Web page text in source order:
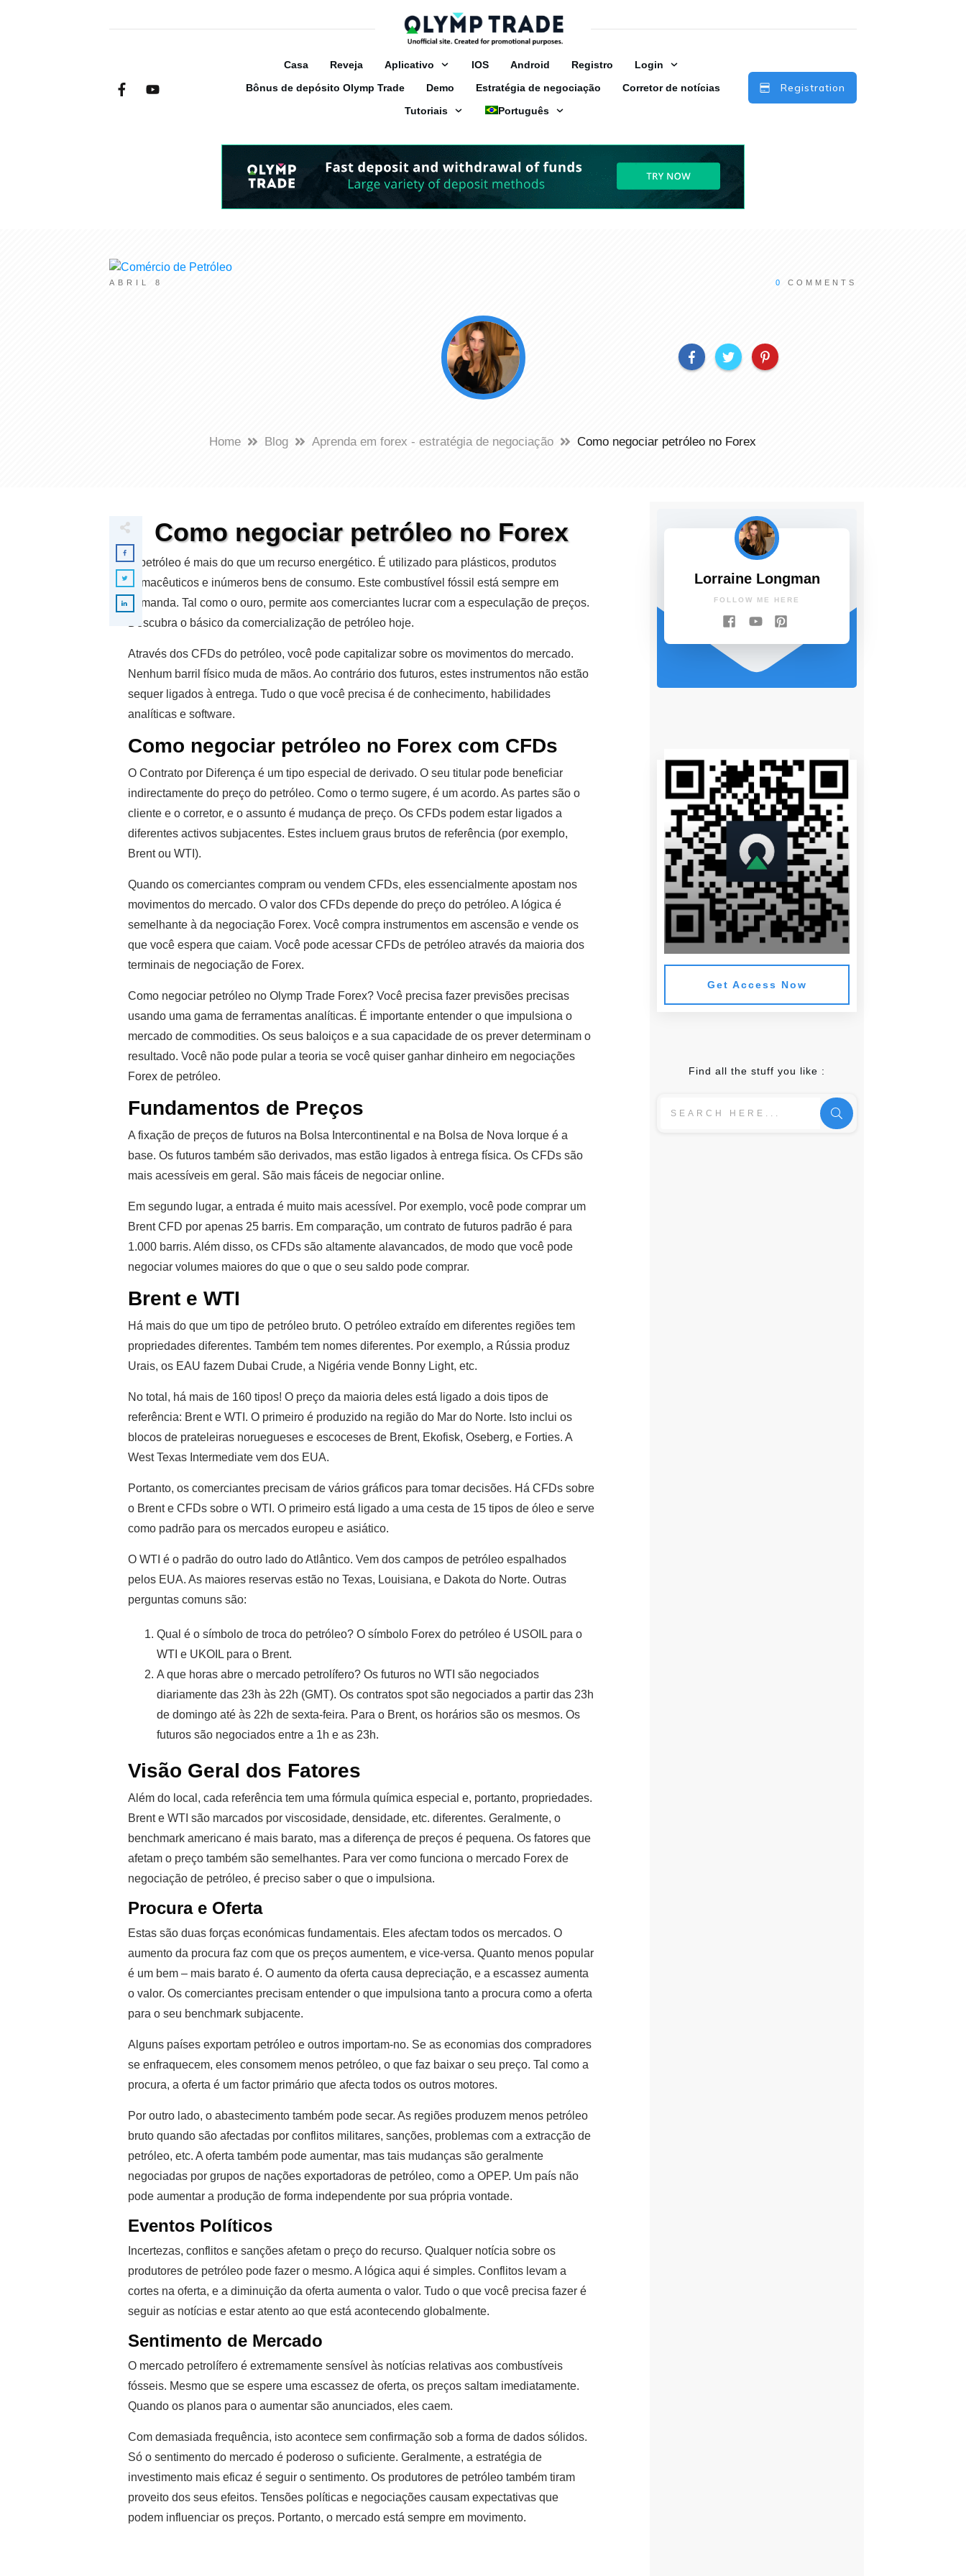
Casa Reveja Аplicativo IOS Android Registro
Login
Bônus de depósito Olymp Trade
Demo Estratégia de negociação
Corretor de notícias
Tutoriais
Português
Registration
ABRIL 8 0 COMMENTS
Lorraine Longman
Home Blog Aprenda em forex - estratégia de negociação Como negociar petróleo no Forex
Como negociar petróleo no Forex
O petróleo é mais do que um recurso energético. É utilizado para plásticos, produtos
farmacêuticos e inúmeros bens de consumo. Este combustível fóssil está sempre em
demanda. Tal como o ouro, permite aos comerciantes lucrar com a especulação de preços.
Descubra o básico da comercialização de petróleo hoje.
Através dos CFDs do petróleo, você pode capitalizar sobre os movimentos do mercado.
Nenhum barril físico muda de mãos. Ao contrário dos futuros, estes instrumentos não estão
sequer ligados à entrega. Tudo o que você precisa é de conhecimento, habilidades
analíticas e software.
Como negociar petróleo no Forex com CFDs
O Contrato por Diferença é um tipo especial de derivado. O seu titular pode beneficiar
indirectamente do preço do petróleo. Como o termo sugere, é um acordo. As partes são o
cliente e o corretor, e o assunto é mudança de preço. Os CFDs podem estar ligados a
diferentes activos subjacentes. Estes incluem graus brutos de referência (por exemplo,
Brent ou WTI).
Quando os comerciantes compram ou vendem CFDs, eles essencialmente apostam nos
movimentos do mercado. O valor dos CFDs depende do preço do petróleo. A lógica é
semelhante à da negociação Forex. Você compra instrumentos em ascensão e vende os
que você espera que caiam. Você pode acessar CFDs de petróleo através da maioria dos
terminais de negociação de Forex.
Como negociar petróleo no Olymp Trade Forex? Você precisa fazer previsões precisas
usando uma gama de ferramentas analíticas. É importante entender o que impulsiona o
mercado de commodities. Os seus baloiços e a sua capacidade de os prever determinam o
resultado. Você não pode pular a teoria se você quiser ganhar dinheiro em negociações
Forex de petróleo.
Fundamentos de Preços
A fixação de preços de futuros na Bolsa Intercontinental e na Bolsa de Nova Iorque é a
base. Os futuros também são derivados, mas estão ligados à entrega física. Os CFDs são
mais acessíveis em geral. São mais fáceis de negociar online.
Em segundo lugar, a entrada é muito mais acessível. Por exemplo, você pode comprar um
Brent CFD por apenas 25 barris. Em comparação, um contrato de futuros padrão é para
1.000 barris. Além disso, os CFDs são altamente alavancados, de modo que você pode
negociar volumes maiores do que o que o seu saldo pode comprar.
Brent e WTI
Há mais do que um tipo de petróleo bruto. O petróleo extraído em diferentes regiões tem
propriedades diferentes. Também tem nomes diferentes. Por exemplo, a Rússia produz
Urais, os EAU fazem Dubai Crude, a Nigéria vende Bonny Light, etc.
No total, há mais de 160 tipos! O preço da maioria deles está ligado a dois tipos de
referência: Brent e WTI. O primeiro é produzido na região do Mar do Norte. Isto inclui os
blocos de prateleiras noruegueses e escoceses de Brent, Ekofisk, Oseberg, e Forties. A
West Texas Intermediate vem dos EUA.
Portanto, os comerciantes precisam de vários gráficos para tomar decisões. Há CFDs sobre
o Brent e CFDs sobre o WTI. O primeiro está ligado a uma cesta de 15 tipos de óleo e serve
como padrão para os mercados europeu e asiático.
O WTI é o padrão do outro lado do Atlântico. Vem dos campos de petróleo espalhados
pelos EUA. As maiores reservas estão no Texas, Louisiana, e Dakota do Norte. Outras
perguntas comuns são:
Qual é o símbolo de troca do petróleo? O símbolo Forex do petróleo é USOIL para o
WTI e UKOIL para o Brent.
A que horas abre o mercado petrolífero? Os futuros no WTI são negociados
diariamente das 23h às 22h (GMT). Os contratos spot são negociados a partir das 23h
de domingo até às 22h de sexta-feira. Para o Brent, os horários são os mesmos. Os
futuros são negociados entre a 1h e as 23h.
Visão Geral dos Fatores
Além do local, cada referência tem uma fórmula química especial e, portanto, propriedades.
Brent e WTI são marcados por viscosidade, densidade, etc. diferentes. Geralmente, o
benchmark americano é mais barato, mas a diferença de preços é pequena. Os fatores que
afetam o preço também são semelhantes. Para ver como funciona o mercado Forex de
negociação de petróleo, é preciso saber o que o impulsiona.
Procura e Oferta
Estas são duas forças económicas fundamentais. Eles afectam todos os mercados. O
aumento da procura faz com que os preços aumentem, e vice-versa. Quanto menos popular
é um bem – mais barato é. O aumento da oferta causa depreciação, e a escassez aumenta
o valor. Os comerciantes precisam entender o que impulsiona tanto a procura como a oferta
para o seu benchmark subjacente.
Alguns países exportam petróleo e outros importam-no. Se as economias dos compradores
se enfraquecem, eles consomem menos petróleo, o que faz baixar o seu preço. Tal como a
procura, a oferta é um factor primário que afecta todos os outros motores.
Por outro lado, o abastecimento também pode secar. As regiões produzem menos petróleo
bruto quando são afectadas por conflitos militares, sanções, problemas com a extracção de
petróleo, etc. A oferta também pode aumentar, mas tais mudanças são geralmente
negociadas por grupos de nações exportadoras de petróleo, como a OPEP. Um país não
pode aumentar a produção de forma independente por sua própria vontade.
Eventos Políticos
Incertezas, conflitos e sanções afetam o preço do recurso. Qualquer notícia sobre os
produtores de petróleo pode fazer o mesmo. A lógica aqui é simples. Conflitos levam a
cortes na oferta, e a diminuição da oferta aumenta o valor. Tudo o que você precisa fazer é
seguir as notícias e estar atento ao que está acontecendo globalmente.
Sentimento de Mercado
O mercado petrolífero é extremamente sensível às notícias relativas aos combustíveis
fósseis. Mesmo que se espere uma escassez de oferta, os preços saltam imediatamente.
Quando os planos para o aumentar são anunciados, eles caem.
Com demasiada frequência, isto acontece sem confirmação sob a forma de dados sólidos.
Só o sentimento do mercado é poderoso o suficiente. Geralmente, a estratégia de
investimento mais eficaz é seguir o sentimento. Os produtores de petróleo também tiram
proveito dos seus efeitos. Tensões políticas e negociações causam expectativas que
podem influenciar os preços. Portanto, o mercado está sempre em movimento.
Lorraine Longman
FOLLOW ME HERE
Get Access Now
Find all the stuff you like :